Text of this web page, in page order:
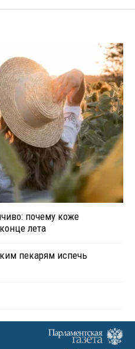
почему коже
лета
пекарям испечь